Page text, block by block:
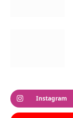
Instagram